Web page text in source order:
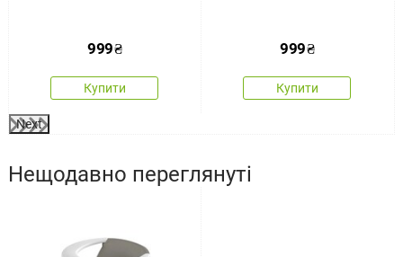
999₴
Купити
999₴
Купити
Next
Нещодавно переглянуті